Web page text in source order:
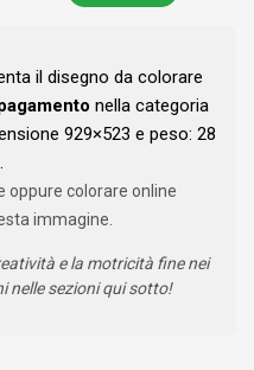
il disegno da colorare
nella categoria
929×523 e peso: 28
oppure colorare online
immagine.
e la motricità fine nei
nelle sezioni qui sotto!